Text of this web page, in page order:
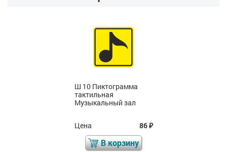
Ш 10 Пиктограмма
тактильная
Музыкальный зал
Цена 86₽
В корзину